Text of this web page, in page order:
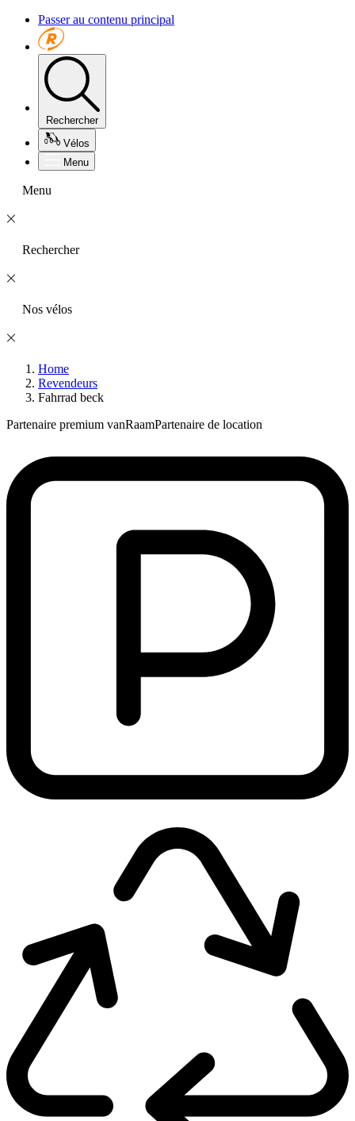
Passer au contenu principal
Rechercher
Vélos
Menu
Menu
Rechercher
Nos vélos
Home
Revendeurs
Fahrrad beck
Partenaire premium vanRaamPartenaire de location